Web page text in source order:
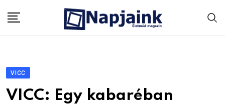
VICC
VICC: Egy kabaréban